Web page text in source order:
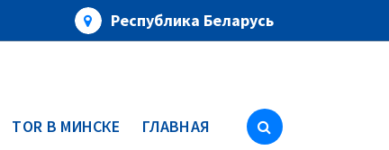
Республика Беларусь
TOR В МИНСКЕ ГЛАВНАЯ